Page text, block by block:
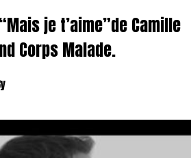
je t’aime”de Camille
Corps Malade.